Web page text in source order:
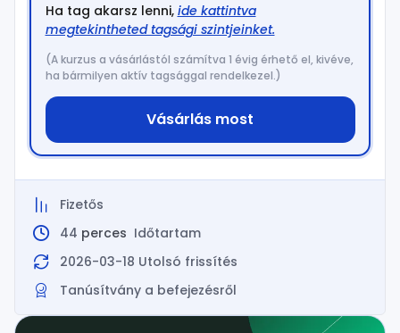
Ha tag akarsz lenni, ide kattintva
megtekintheted tagsági szintjeinket.
(A kurzus a vásárlástól számítva 1 évig érhető el, kivéve,
ha bármilyen aktív tagsággal rendelkezel.)
Vásárlás most
Fizetős
44 perces Időtartam
2026-03-18 Utolsó frissítés
Tanúsítvány a befejezésről